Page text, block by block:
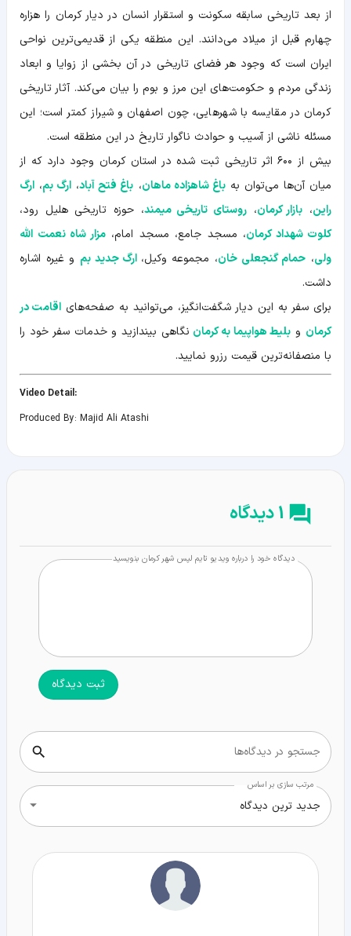
از بعد تاریخی سابقه سکونت و استقرار انسان در دیار کرمان را هزاره
چهارم قبل از میلاد می‌دانند. این منطقه یکی از قدیمی‌ترین نواحی
ایران است که وجود هر فضای تاریخی در آن بخشی از زوایا و ابعاد
زندگی مردم و حکومت‌های این مرز و بوم را بیان می‌کند. آثار تاریخی
کرمان در مقایسه با شهرهایی، چون اصفهان و شیراز کمتر است؛ این
مسئله ناشی از آسیب و حوادث ناگوار تاریخ در این منطقه است.
بیش از ۶۰۰ اثر تاریخی ثبت شده در استان کرمان وجود دارد که از
میان آن‌ها می‌توان بهباغ شاهزاده ماهان، باغ فتح آباد، ارگ بم، ارگ
راین، بازار کرمان، روستای تاریخی میمند، حوزه تاریخی هلیل رود،
کلوت شهداد کرمان، مسجد جامع، مسجد امام،مزار شاه نعمت الله
ولی، حمام گنجعلی خان، مجموعه وکیل، ارگ جدید بم و غیره اشاره
داشت.
برای سفر به این دیار شگفت‌انگیز، می‌توانید به صفحه‌های اقامت در
کرمان و بلیط هواپیما به کرمان نگاهی بیندازید و خدمات سفر خود را
با منصفانه‌ترین قیمت رزرو نمایید.
:Video Detail
Produced By: Majid Ali Atashi
1 دیدگاه
دیدگاه خود را درباره ویدیو تایم لپس شهر کرمان بنویسید
ثبت دیدگاه
جستجو در دیدگاه‌ها
مرتب سازی بر اساس
جدید ترین دیدگاه